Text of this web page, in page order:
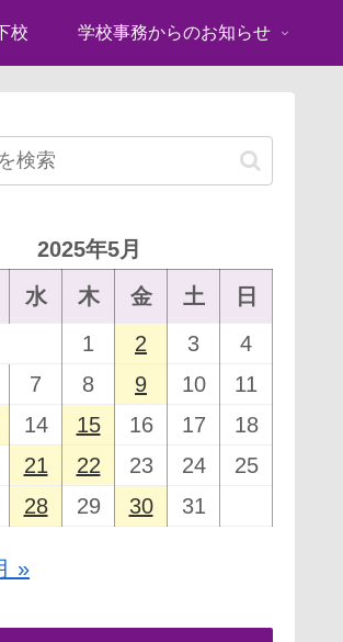
校 学校事務からのお知らせ
2025年5月
水 木 金 土
日
1
2 3
4
7 8 9 10
11
14 15 16 17
18
21 22 23 24
25
28 29 30 31
»